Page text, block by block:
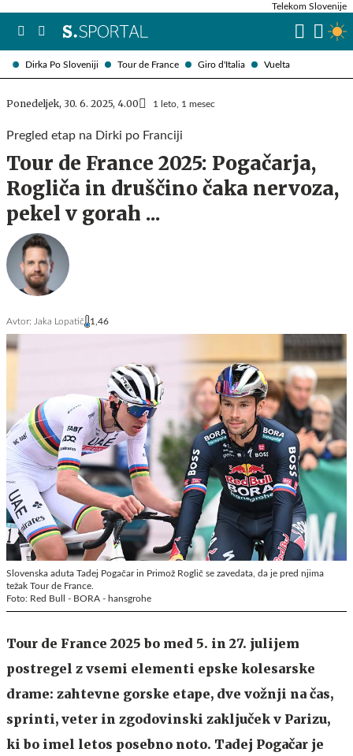
Dirka Po Sloveniji Tour de France Giro d'Italia Vuelta
Telekom Slovenije
Ponedeljek, 30. 6. 2025, 4.00 1 leto, 1 mesec
Pregled etap na Dirki po Franciji
Tour de France 2025: Pogačarja,
Rogliča in druščino čaka nervoza,
pekel v gorah ...
Avtor: Jaka Lopatič 1,46
Slovenska aduta Tadej Pogačar in Primož Roglič se zavedata, da je pred njima
težak Tour de France.
Foto: Red Bull - BORA - hansgrohe
Tour de France 2025 bo med 5. in 27. julijem
postregel z vsemi elementi epske kolesarske
drame: zahtevne gorske etape, dve vožnji na čas,
sprinti, veter in zgodovinski zaključek v Parizu,
ki bo imel letos posebno noto. Tadej Pogačar je